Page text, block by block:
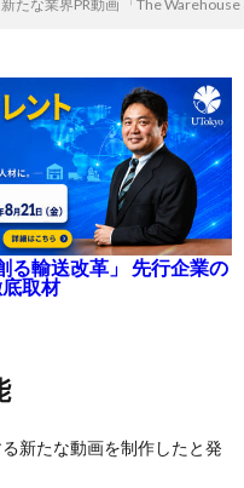
たな業界PR動画 「The
る輸送改革」 先行企業の
取材
新たな動画を制作したと発